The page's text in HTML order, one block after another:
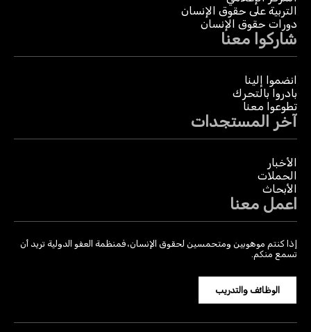
التربية على حقوق الإنسان
دورات حقوق الإنسان
شاركوا معنا
انضموا إلينا
بادروا بالتحرك
تطوعوا معنا
آخر المستجدات
الأخبار
الحملات
الأبحاث
اعمل معنا
إذا كنتم موهوبين ومتحمسين لحقوق الإنسان، فمنظمة العفو الدولية تريد أن
تسمع منكم.
الوظائف والتدريب